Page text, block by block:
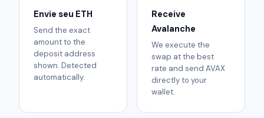
Envie seu ETH
Send the exact
amount to the
deposit address
shown. Detected
automatically.
Receive
Avalanche
We execute the
swap at the best
rate and send AVAX
directly to your
wallet.